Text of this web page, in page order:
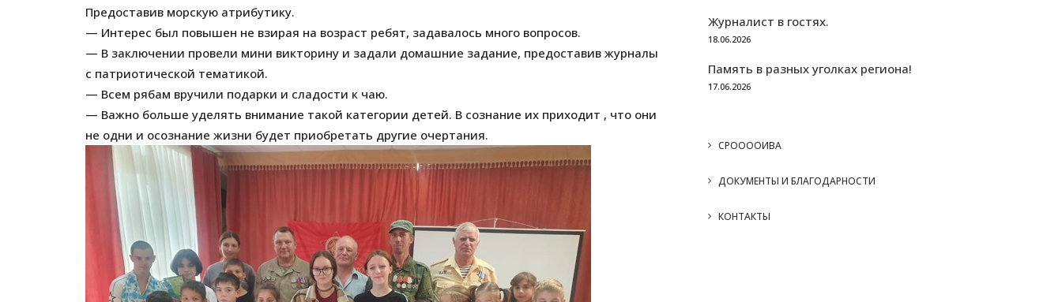
Предоставив морскую атрибутику.
— Интерес был повышен не взирая на возраст ребят, задавалось много вопросов.
— В заключении провели мини викторину и задали домашние задание, предоставив журналы
с патриотической тематикой.
— Всем рябам вручили подарки и сладости к чаю.
— Важно больше уделять внимание такой категории детей. В сознание их приходит , что они
не одни и осознание жизни будет приобретать другие очертания.
Журналист в гостях.
18.06.2026
Память в разных уголках региона!
17.06.2026
СРООООИВА
ДОКУМЕНТЫ И БЛАГОДАРНОСТИ
КОНТАКТЫ